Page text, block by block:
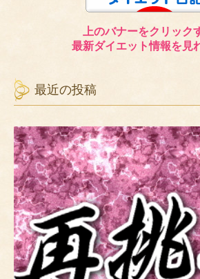
上のバナーをクリック
最新ダイエット情報を見
最近の投稿